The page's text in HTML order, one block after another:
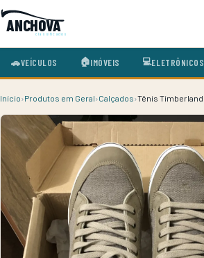
ANCHOVA
classificados
🚗VEÍCULOS 🏠IMÓVEIS 💻ELETRÔNICOS
Início›Produtos em Geral›Calçados›Tênis Timberland